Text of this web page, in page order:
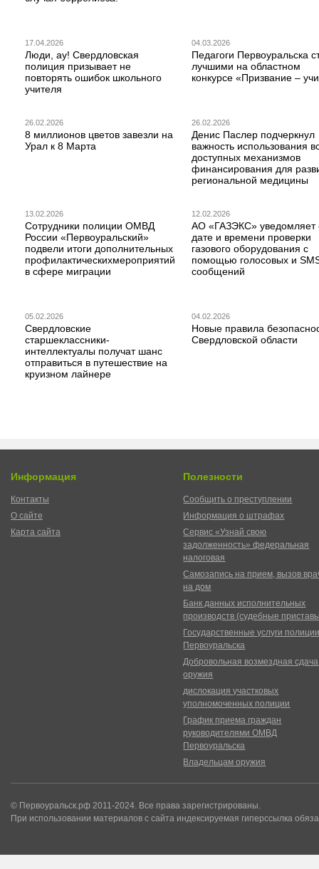
17.04.2026
Люди, ау! Свердловская
полиция призывает не
повторять ошибок школьного
учителя
04.03.2026
Педагоги Первоуральска
лучшими на областном
конкурсе «Призвание –
26.02.2026
8 миллионов цветов завезли на
Урал к 8 Марта
26.02.2026
Денис Паслер подчеркнул
важность использования
доступных механизмов
финансирования для
региональной медицины
13.02.2026
Сотрудники полиции ОМВД
России «Первоуральский»
подвели итоги дополнительных
профилактическихмероприятий
в сфере миграции
12.02.2026
АО «ГАЗЭКС» уведомляет
дате и времени проверки
газового оборудования с
помощью голосовых и
сообщений
05.02.2026
Свердловские
старшеклассники-
интеллектуалы получат шанс
отправиться в путешествие на
круизном лайнере
04.02.2026
Новые правила
Свердловской области
Информация
Контакты
О сайте
Карта сайта
Полезности
Сообщить о преступлении
Информация о штрафах
Сервис «Узнай свою
задолженность» федеральная
налоговая
Самозапись на прием, вызов
на дом
Банк данных исполнительных
производств (судебные
Государственные услуги
Первоуральска
Добровольная возмездная сдача
оружия
дислокация участковых
уполномоченных полиции
График приема граждан
руководителями ОМВД
Первоуральска
Владельцам оружия
© Первоуральск.рф 2011-2024. Все права зарегистрированы.
При использовании материалов с сайта индексируемая гиперссылка